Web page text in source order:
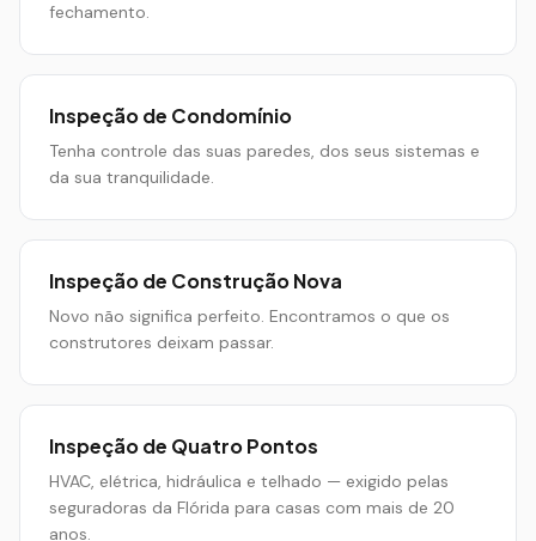
fechamento.
Inspeção de Condomínio
Tenha controle das suas paredes, dos seus sistemas e
da sua tranquilidade.
Inspeção de Construção Nova
Novo não significa perfeito. Encontramos o que os
construtores deixam passar.
Inspeção de Quatro Pontos
HVAC, elétrica, hidráulica e telhado — exigido pelas
seguradoras da Flórida para casas com mais de 20
anos.